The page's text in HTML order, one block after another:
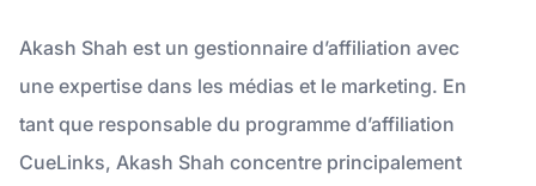
Akash Shah est un gestionnaire d’affiliation avec
une expertise dans les médias et le marketing. En
tant que responsable du programme d’affiliation
CueLinks, Akash Shah concentre principalement